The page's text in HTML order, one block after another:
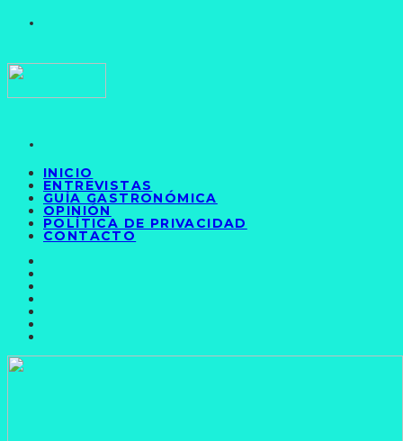
INICIO
ENTREVISTAS
GUÍA GASTRONÓMICA
OPINIÓN
POLÍTICA DE PRIVACIDAD
CONTACTO